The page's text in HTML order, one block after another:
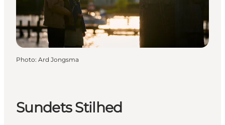
Photo: Ard Jongsma
Sundets Stilhed